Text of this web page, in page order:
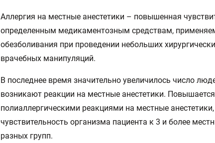
Аллергия на местные анестетики – повышенная
определенным медикаментозным средствам,
обезболивания при проведении небольших
врачебных манипуляций.
В последнее время значительно увеличилось число
возникают реакции на местные анестетики.
полиаллергическими реакциями на местные
чувствительность организма пациента к 3 и более
разных групп.